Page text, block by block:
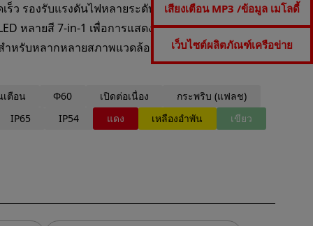
เสียงเตือน MP3 /ข้อมูล เมโลดี้
เว็บไซต์ผลิตภัณฑ์เครือข่าย
ร็ว รองรับแรงดันไฟหลายระดับและตัวเลือกการติดตั้งที่
หลายสี 7‑in‑1 เพื่อการแสดงสถานะและสัญญาณ
ำหรับหลากหลายสภาพแวดล้อมอุตสาหกรรม
ตือน Φ60 เปิดต่อเนื่อง
กระพริบ (แฟลช)
IP65 IP54 แดง เหลืองอำพัน
เขียว